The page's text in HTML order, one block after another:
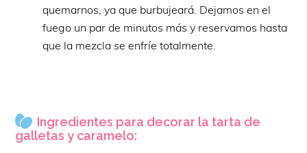
quemarnos, ya que burbujeará. Dejamos en el
fuego un par de minutos más y reservamos hasta
que la mezcla se enfríe totalmente.
Ingredientes para decorar la tarta de
galletas y caramelo: